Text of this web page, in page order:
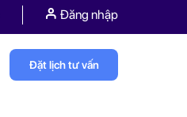
Đăng nhập
Đặt lịch tư vấn